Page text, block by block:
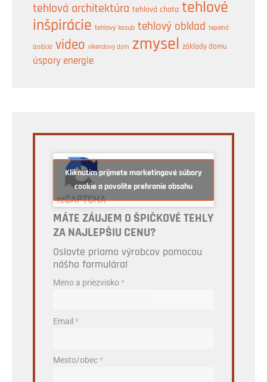
tehlová architektúra tehlová chata tehlové
inšpirácie tehlový kozub tehlový obklad tepelná
izolácia video víkendový dom zmysel základy domu
úspory energie
Kliknutím prijmete marketingové súbory
cookie a povolíte prehranie obsahu
MÁTE ZÁUJEM O ŠPIČKOVÉ TEHLY
ZA NAJLEPŠIU CENU?
Oslovte priamo výrobcov pomocou
nášho formulára!
Meno a priezvisko*
Email *
Mesto/obec*